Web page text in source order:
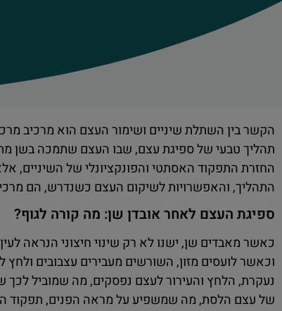
הקשר בין השתלת שיניים ושימור העצם הוא מרכיב
תהליך טבעי של ספיגת עצם, שבו העצם שתמכה בשן
החזרת התפקוד האסתטי והפונקציונלי של השיניים,
התהליך, והאפשרויות לשיקום העצם כשנדרש, הם
ספיגת העצם לאחר אובדן שן: מה קורה לגוף?
כאשר מאבדים שן, ישנו לא רק שינוי חיצוני הנראה
וכאשר לועסים מזון, השורשים מעבירים עצבובים
נעקרת, הלחץ והעירור לעצם נפסקים, מה שמוביל
של עצם הלסת, מה שמשפיע על מראה הפנים, תפקוד